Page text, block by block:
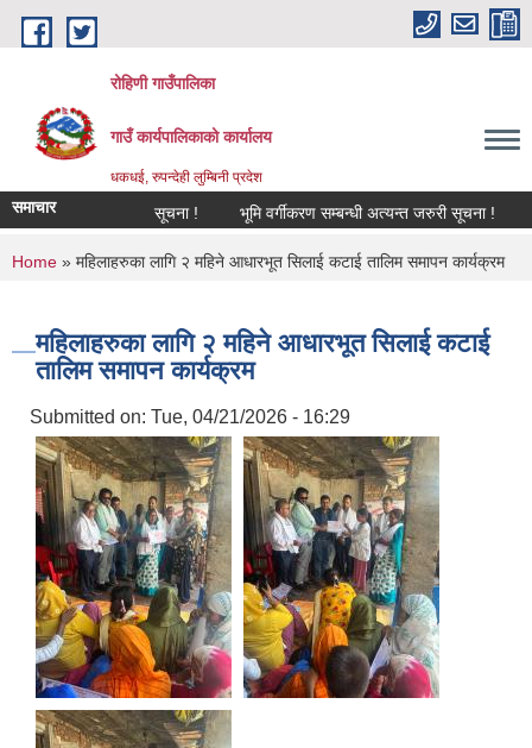
Skip to main content
रोहिणी गाउँपालिका
गाउँ कार्यपालिकाको कार्यालय
धकधई, रुपन्देही लुम्बिनी प्रदेश
समाचार सूचना ! भूमि वर्गीकरण सम्बन्धी अत्यन्त जरुरी सूचना !
You are here
Home » महिलाहरुका लागि २ महिने आधारभूत सिलाई कटाई तालिम समापन कार्यक्रम
महिलाहरुका लागि २ महिने आधारभूत सिलाई कटाई
तालिम समापन कार्यक्रम
Submitted on: Tue, 04/21/2026 - 16:29